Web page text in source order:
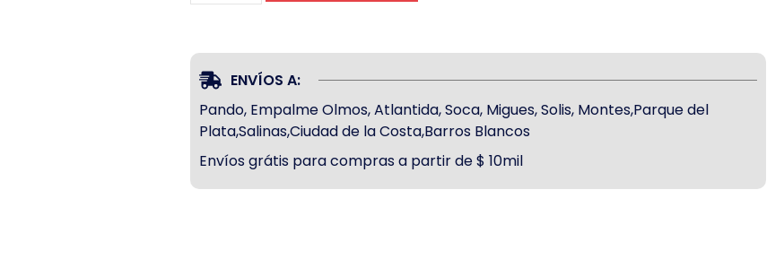
ENVÍOS A:
Pando, Empalme Olmos, Atlantida, Soca, Migues, Solis, Montes,Parque del
Plata,Salinas,Ciudad de la Costa,Barros Blancos
Envíos grátis para compras a partir de $ 10mil